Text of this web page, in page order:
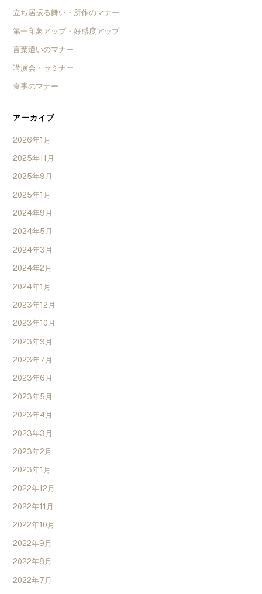
立ち居振る舞い・所作のマナー
第一印象アップ・好感度アップ
言葉遣いのマナー
講演会・セミナー
食事のマナー
アーカイブ
2026年1月
2025年11月
2025年9月
2025年1月
2024年9月
2024年5月
2024年3月
2024年2月
2024年1月
2023年12月
2023年10月
2023年9月
2023年7月
2023年6月
2023年5月
2023年4月
2023年3月
2023年2月
2023年1月
2022年12月
2022年11月
2022年10月
2022年9月
2022年8月
2022年7月